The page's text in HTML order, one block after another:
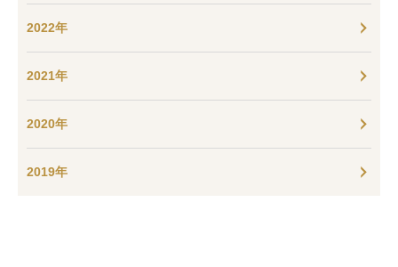
2022年
2021年
2020年
2019年